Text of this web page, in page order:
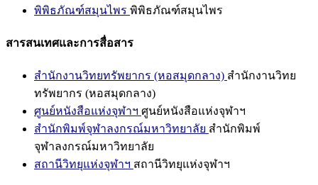
พิพิธภัณฑ์สมุนไพร พิพิธภัณฑ์สมุนไพร
สารสนเทศและการสื่อสาร
สำนักงานวิทยทรัพยากร (หอสมุดกลาง) สำนักงานวิทย
ทรัพยากร (หอสมุดกลาง)
ศูนย์หนังสือแห่งจุฬาฯ ศูนย์หนังสือแห่งจุฬาฯ
สำนักพิมพ์จุฬาลงกรณ์มหาวิทยาลัย สำนักพิมพ์
จุฬาลงกรณ์มหาวิทยาลัย
สถานีวิทยุแห่งจุฬาฯ สถานีวิทยุแห่งจุฬาฯ